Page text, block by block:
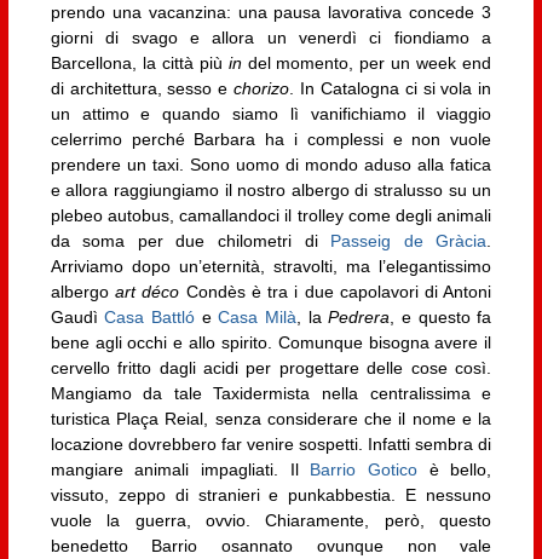
prendo una vacanzina: una pausa lavorativa concede 3
giorni di svago e allora un venerdì ci fiondiamo a
Barcellona, la città più in del momento, per un week end
di architettura, sesso echorizo . In Catalogna ci si vola in
un attimo e quando siamo lì vanifichiamo il viaggio
celerrimo perché Barbara ha i complessi e non vuole
prendere un taxi. Sono uomo di mondo aduso alla fatica
e allora raggiungiamo il nostro albergo di stralusso su un
plebeo autobus, camallandoci il trolley come degli animali
da soma per due chilometri di Passeig de Gràcia
Arriviamo dopo un’eternità, stravolti, ma l’elegantissimo
albergo art déco Condès è tra i due capolavori di Antoni
GaudìCasa Battló eCasa Milà , laPedrera , e questo fa
bene agli occhi e allo spirito. Comunque bisogna avere il
cervello fritto dagli acidi per progettare delle cose così.
Mangiamo da tale Taxidermista nella centralissima e
turistica Plaça Reial, senza considerare che il nome e la
locazione dovrebbero far venire sospetti. Infatti sembra di
mangiare animali impagliati. Il Barrio Gotico è bello,
vissuto, zeppo di stranieri e punkabbestia. E nessuno
vuole la guerra, ovvio. Chiaramente, però, questo
benedetto Barrio osannato ovunque non vale